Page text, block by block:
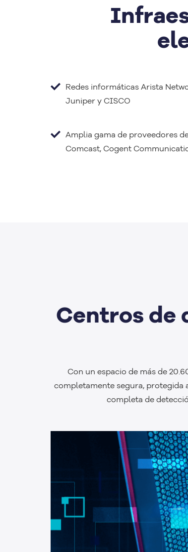
Redes informáticas Arista
Juniper y CISCO
Amplia gama de proveedores
Comcast, Cogent
Centros de
Con un espacio de más de
completamente segura, protegida
completa de